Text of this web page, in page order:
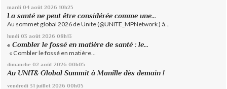
mardi 04 août 2026 10h25
La santé ne peut être considérée comme une...
Au sommet global 2026 de Unite (@UNITE_MPNetwork ) à...
lundi 03 août 2026 08h13
« Combler le fossé en matière de santé : le...
« Combler le fossé en matière...
dimanche 02 août 2026 00h05
Au UNIT& Global Summit à Manille dès demain !
vendredi 31 juillet 2026 00h05